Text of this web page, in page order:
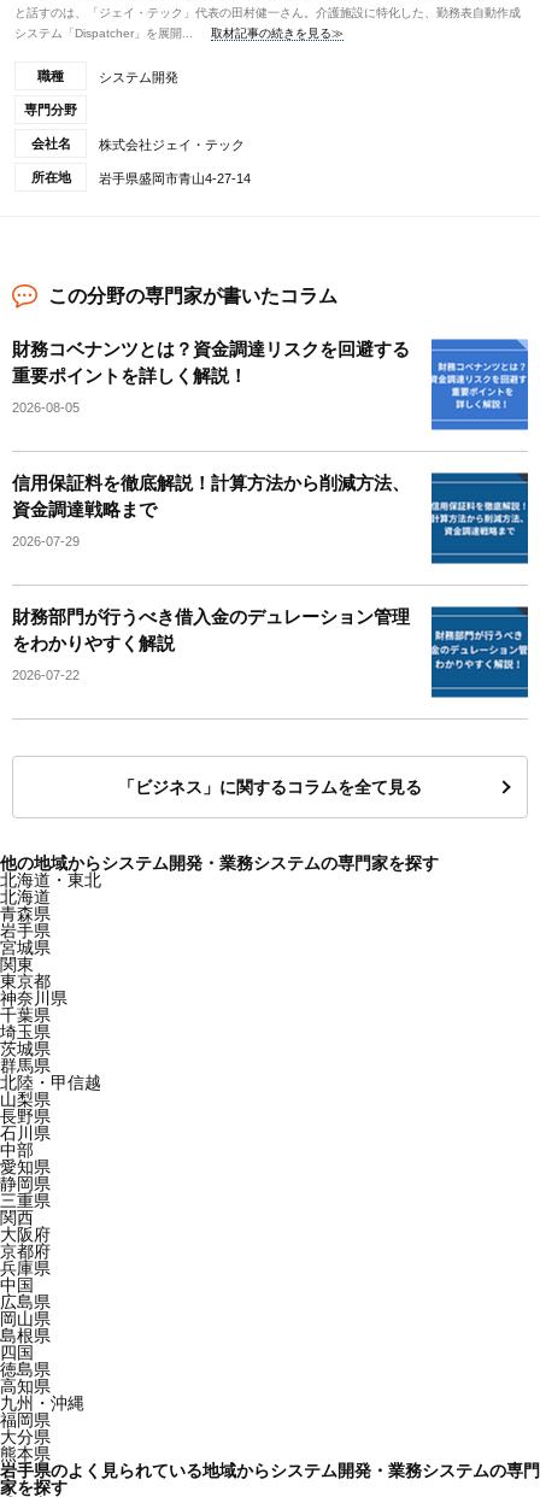
と話すのは、「ジェイ・テック」代表の田村健一さん。介護施設に特化した、勤務表自動作成
システム「Dispatcher」を展開...
取材記事の続きを見る≫
職種 システム開発
専門分野
会社名 株式会社ジェイ・テック
所在地 岩手県盛岡市青山4-27-14
この分野の専門家が書いたコラム
財務コベナンツとは？資金調達リスクを回避する
重要ポイントを詳しく解説！
2026-08-05
信用保証料を徹底解説！計算方法から削減方法、
資金調達戦略まで
2026-07-29
財務部門が行うべき借入金のデュレーション管理
をわかりやすく解説
2026-07-22
「ビジネス」に関するコラムを全て見る
他の地域からシステム開発・業務システムの専門家を探す
北海道・東北
北海道
青森県
岩手県
宮城県
関東
東京都
神奈川県
千葉県
埼玉県
茨城県
群馬県
北陸・甲信越
山梨県
長野県
石川県
中部
愛知県
静岡県
三重県
関西
大阪府
京都府
兵庫県
中国
広島県
岡山県
島根県
四国
徳島県
高知県
九州・沖縄
福岡県
大分県
熊本県
岩手県のよく見られている地域からシステム開発・業務システムの専門
家を探す